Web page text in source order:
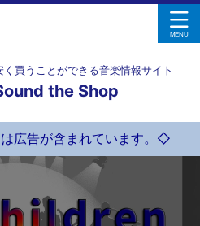
く買うことができる音楽情報サイト
the Shop
広告が含まれています。◇